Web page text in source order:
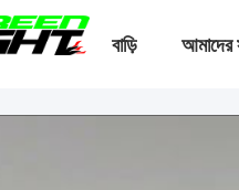
বাড়ি আমাদের